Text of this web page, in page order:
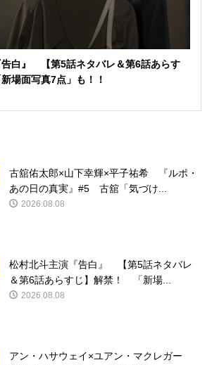
告白』 【第5話ネタバレ＆第6話あらす
場面写真7点」も！！
古舘佑太郎×山下幸輝×平子祐希 『ルポ・
あの日の真実』#5 古舘「気づけ...
2026.08.08
松村北斗主演『告白』 【第5話ネタバレ
＆第6話あらすじ】解禁！ 「新場...
2026.08.08
アン・ハサウェイ×ユアン・マクレガー